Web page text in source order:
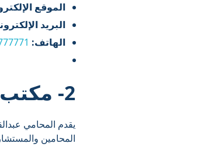
الموقع
البريد
الهاتف:
2- مكتب المحامي عبدالقادر الصيعري
يقدم المحامي
المحامين